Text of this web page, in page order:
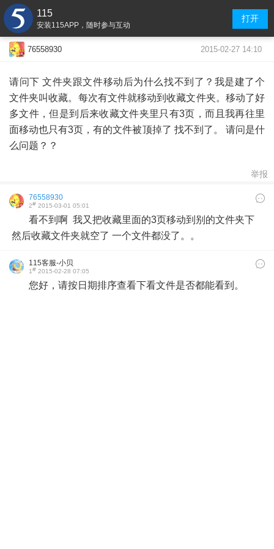
115
安装115APP，随时参与互动
打开
76558930 2015-02-27 14:10
请问下 文件夹跟文件移动后为什么找不到了？我是建了个
文件夹叫收藏。每次有文件就移动到收藏文件夹。移动了好
多文件，但是到后来收藏文件夹里只有3页，而且我再往里
面移动也只有3页，有的文件被顶掉了 找不到了。 请问是什
么问题？？
举报
76558930
2# 2015-03-01 05:01
看不到啊 我又把收藏里面的3页移动到别的文件夹下
然后收藏文件夹就空了 一个文件都没了。。
115客服-小贝
1# 2015-02-28 07:05
您好，请按日期排序查看下看文件是否都能看到。